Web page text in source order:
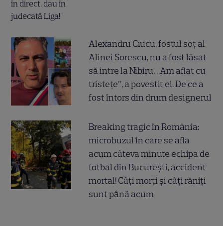
Alexandru Ciucu, fostul soț al
Alinei Sorescu, nu a fost lăsat
să intre la Nibiru. „Am aflat cu
tristețe”, a povestit el. De ce a
fost întors din drum designerul
Breaking tragic în România:
microbuzul în care se afla
acum câteva minute echipa de
fotbal din București, accident
mortal! Câți morți și câți răniți
sunt până acum